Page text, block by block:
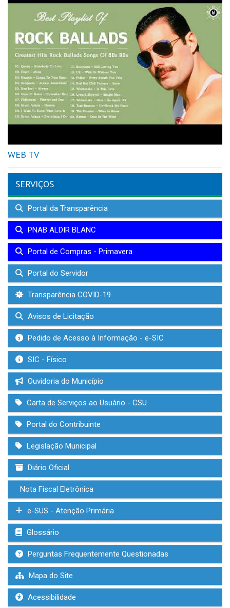
WEB TV
SERVIÇOS
Portal da Transparência
PNAB ALDIR BLANC
Portal de Compras - Primavera
Portal do Servidor
Transparência COVID-19
Avisos de Licitação
Pedido de Acesso à Informação - e-SIC
SIC - Físico
Ouvidoria do Município
Carta de Serviços ao Usuário - CSU
Portal do Contribuinte
Legislação Municipal
Diário Oficial
Nota Fiscal Eletrônica
e-SUS - Atenção Primária
Glossário
Perguntas Frequentemente Questionadas
Mapa do Site
Acessibilidade